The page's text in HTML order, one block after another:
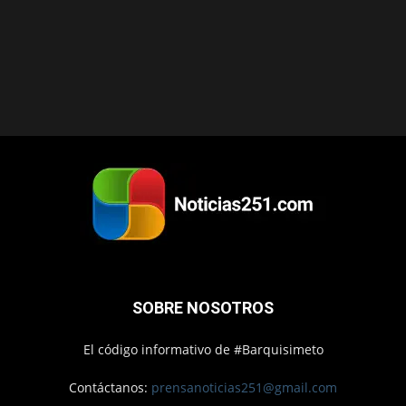
SOBRE NOSOTROS
El código informativo de #Barquisimeto
Contáctanos: prensanoticias251@gmail.com